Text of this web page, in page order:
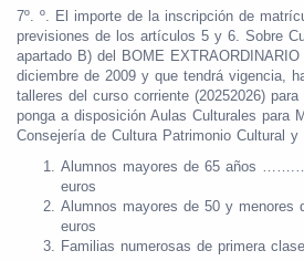
7º. º. El importe de la inscripción de
previsiones de los artículos 5 y 6. Sobre
apartado B) del BOME
diciembre de 2009 y que tendrá vigencia,
talleres del curso corriente (20252026)
ponga a disposición Aulas Culturales para
Consejería de Cultura Patrimonio Cultural y
Alumnos mayores de 65 años
euros
Alumnos mayores de 50 y
euros
Familias numerosas de primera